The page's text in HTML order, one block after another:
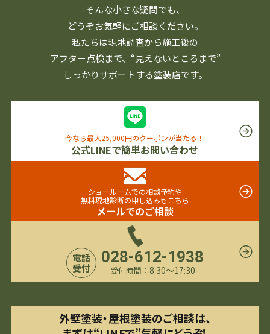
そんな小さな疑問でも、
どうぞお気軽にご相談ください。
私たちは現地調査から施工後の
アフター点検まで、 “見えないところまで”
しっかりサポートする塗装店です。
今なら最大25,000円のクーポンが当たる！
公式LINEで簡単お問い合わせ
ショールームでの相談予約や
無料現地診断の申し込みもこちら
メールでのご相談
電話
受付
028-612-1938
受付時間： 8:30〜17:30
外壁塗装・屋根塗装のご相談は、